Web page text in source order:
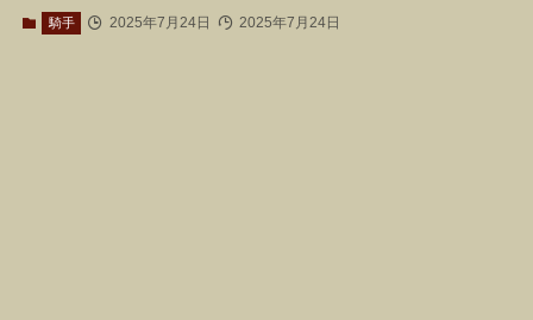
騎手 2025年7月24日 2025年7月24日